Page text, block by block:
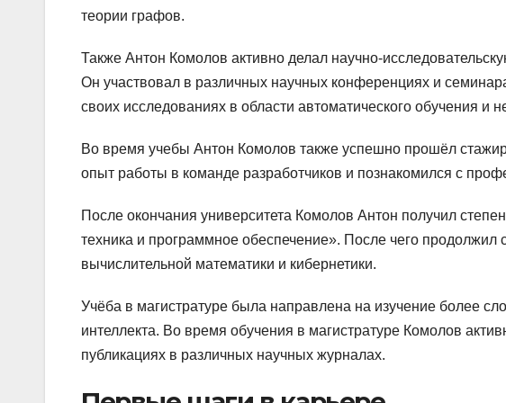
теории графов.
Также Антон Комолов активно делал научно-
Он участвовал в различных научных конференциях и
своих исследованиях в области автоматического обучения и
Во время учебы Антон Комолов также успешно прошёл
опыт работы в команде разработчиков и познакомился с
После окончания университета Комолов Антон получил
техника и программное обеспечение». После чего продолжил
вычислительной математики и кибернетики.
Учёба в магистратуре была направлена на изучение более
интеллекта. Во время обучения в магистратуре Комолов
публикациях в различных научных журналах.